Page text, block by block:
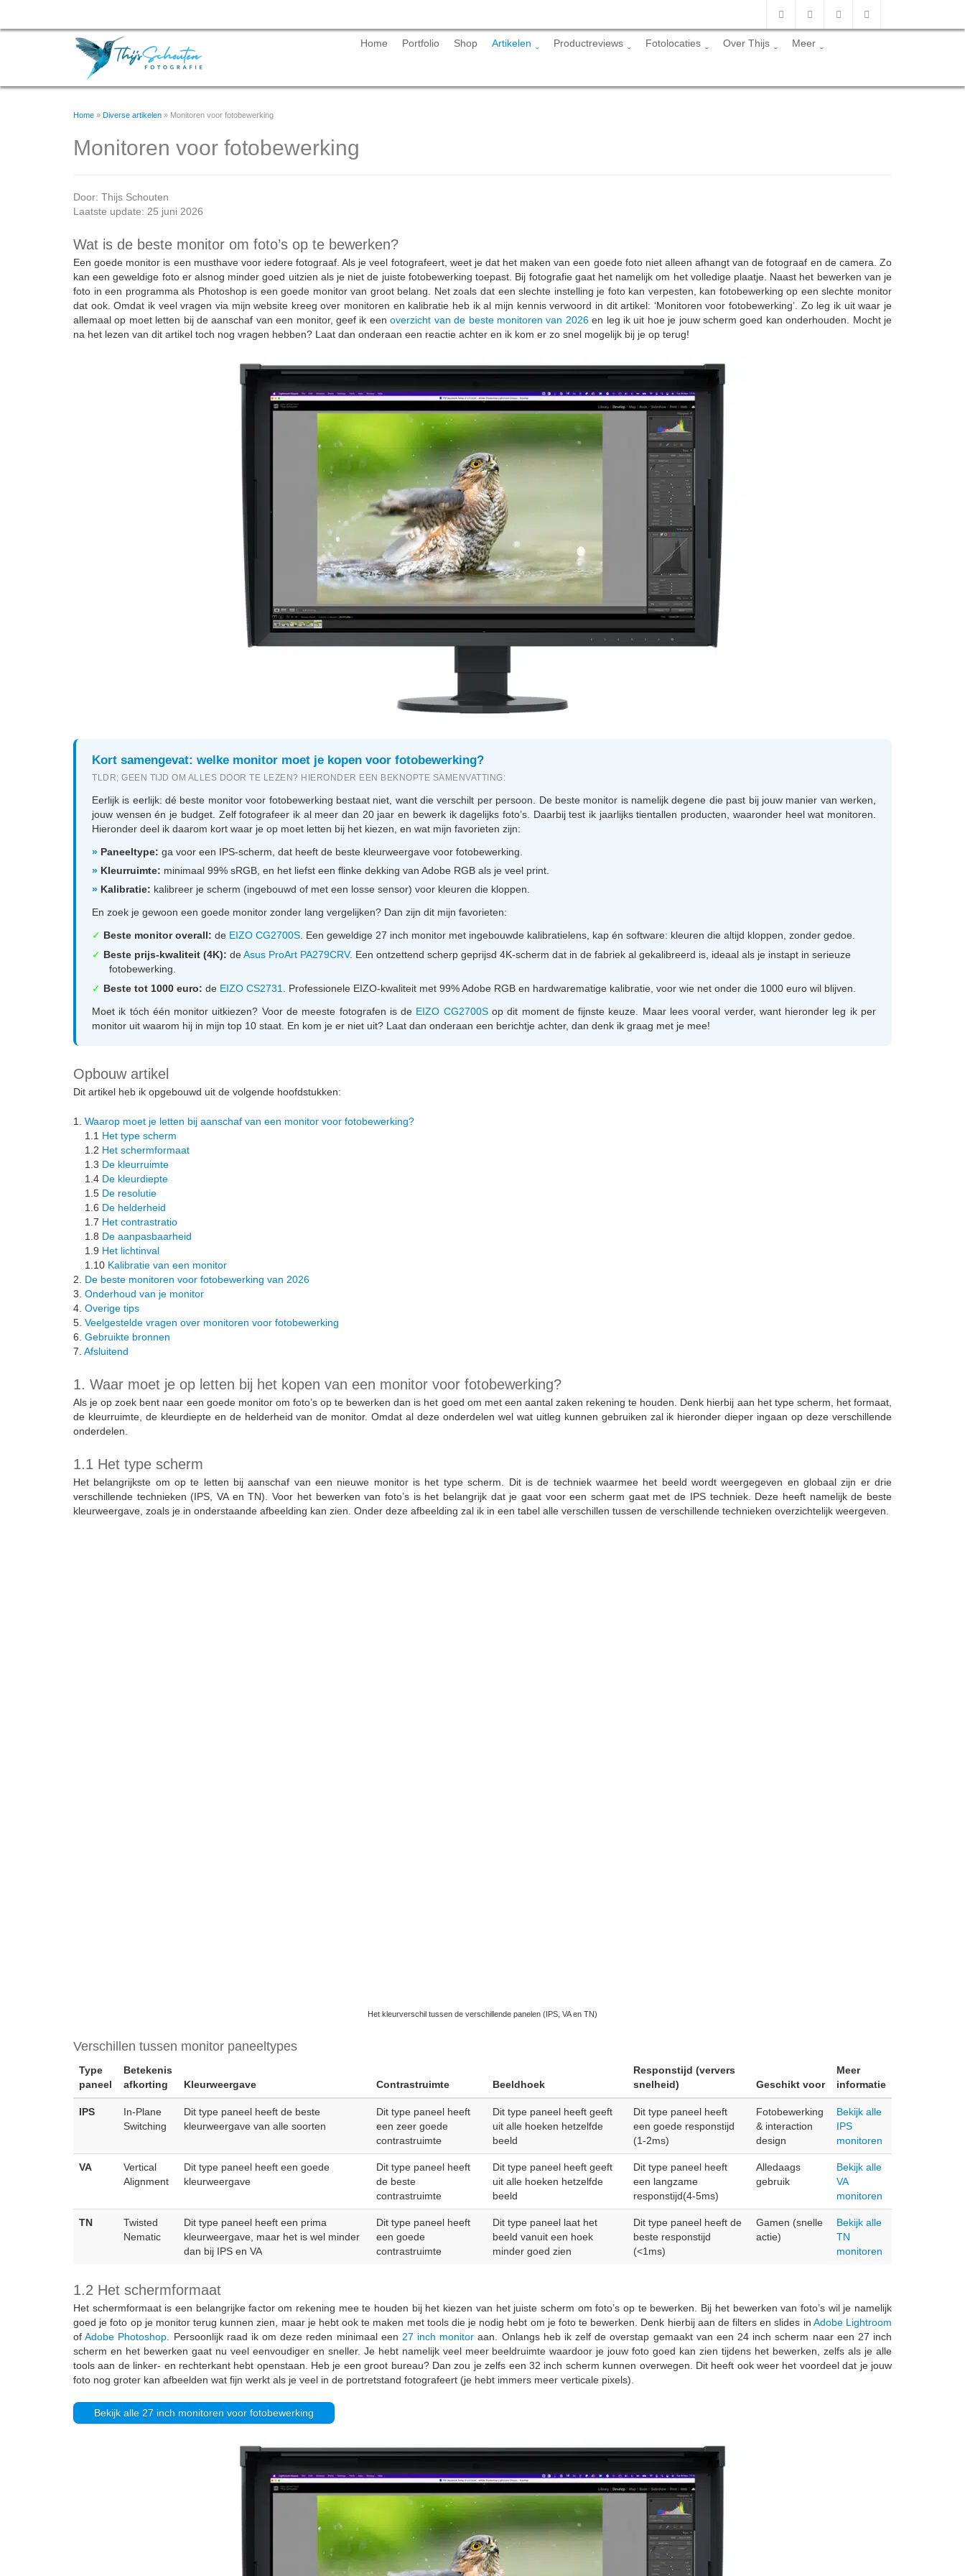
Skip
Home Portfolio Shop Artikelen Productreviews Fotolocaties Over Thijs Meer
Home » Diverse artikelen » Monitoren voor fotobewerking
Monitoren voor fotobewerking
Door: Thijs Schouten
Laatste update: 25 juni 2026
Wat is de beste monitor om foto’s op te bewerken?
Een goede monitor is een musthave voor iedere fotograaf. Als je veel fotografeert, weet je dat het maken van een goede foto niet alleen afhangt van de fotograaf en de camera. Zo
kan een geweldige foto er alsnog minder goed uitzien als je niet de juiste fotobewerking toepast. Bij fotografie gaat het namelijk om het volledige plaatje. Naast het bewerken van je
foto in een programma als Photoshop is een goede monitor van groot belang. Net zoals dat een slechte instelling je foto kan verpesten, kan fotobewerking op een slechte monitor
dat ook. Omdat ik veel vragen via mijn website kreeg over monitoren en kalibratie heb ik al mijn kennis verwoord in dit artikel: ‘Monitoren voor fotobewerking’. Zo leg ik uit waar je
allemaal op moet letten bij de aanschaf van een monitor, geef ik eenoverzicht van de beste monitoren van 2026en leg ik uit hoe je jouw scherm goed kan onderhouden. Mocht je
na het lezen van dit artikel toch nog vragen hebben? Laat dan onderaan een reactie achter en ik kom er zo snel mogelijk bij je op terug!
Kort samengevat: welke monitor moet je kopen voor fotobewerking?
TLDR; GEEN TIJD OM ALLES DOOR TE LEZEN? HIERONDER EEN BEKNOPTE SAMENVATTING:
Eerlijk is eerlijk: dé beste monitor voor fotobewerking bestaat niet, want die verschilt per persoon. De beste monitor is namelijk degene die past bij jouw manier van werken,
jouw wensen én je budget. Zelf fotografeer ik al meer dan 20 jaar en bewerk ik dagelijks foto’s. Daarbij test ik jaarlijks tientallen producten, waaronder heel wat monitoren.
Hieronder deel ik daarom kort waar je op moet letten bij het kiezen, en wat mijn favorieten zijn:
» Paneeltype: ga voor een IPS-scherm, dat heeft de beste kleurweergave voor fotobewerking.
» Kleurruimte: minimaal 99% sRGB, en het liefst een flinke dekking van Adobe RGB als je veel print.
» Kalibratie: kalibreer je scherm (ingebouwd of met een losse sensor) voor kleuren die kloppen.
En zoek je gewoon een goede monitor zonder lang vergelijken? Dan zijn dit mijn favorieten:
✓ Beste monitor overall: de EIZO CG2700S . Een geweldige 27 inch monitor met ingebouwde kalibratielens, kap én software: kleuren die altijd kloppen, zonder gedoe.
✓ Beste prijs-kwaliteit (4K): deAsus ProArt PA279CRV. Een ontzettend scherp geprijsd 4K-scherm dat in de fabriek al gekalibreerd is, ideaal als je instapt in serieuze
fotobewerking.
✓ Beste tot 1000 euro: de EIZO CS2731
. Professionele EIZO-kwaliteit met 99% Adobe RGB en hardwarematige kalibratie, voor wie net onder die 1000 euro wil blijven.
Moet ik tóch één monitor uitkiezen? Voor de meeste fotografen is de EIZO CG2700Sop dit moment de fijnste keuze. Maar lees vooral verder, want hieronder leg ik per
monitor uit waarom hij in mijn top 10 staat. En kom je er niet uit? Laat dan onderaan een berichtje achter, dan denk ik graag met je mee!
Opbouw artikel
Dit artikel heb ik opgebouwd uit de volgende hoofdstukken:
1. Waarop moet je letten bij aanschaf van een monitor voor fotobewerking?
1.1 Het type scherm
1.2 Het schermformaat
1.3 De kleurruimte
1.4 De kleurdiepte
1.5 De resolutie
1.6 De helderheid
1.7 Het contrastratio
1.8 De aanpasbaarheid
1.9 Het lichtinval
1.10 Kalibratie van een monitor
2. De beste monitoren voor fotobewerking van 2026
3. Onderhoud van je monitor
4. Overige tips
5. Veelgestelde vragen over monitoren voor fotobewerking
6. Gebruikte bronnen
7. Afsluitend
1. Waar moet je op letten bij het kopen van een monitor voor fotobewerking?
Als je op zoek bent naar een goede monitor om foto’s op te bewerken dan is het goed om met een aantal zaken rekening te houden. Denk hierbij aan het type scherm, het formaat,
de kleurruimte, de kleurdiepte en de helderheid van de monitor. Omdat al deze onderdelen wel wat uitleg kunnen gebruiken zal ik hieronder dieper ingaan op deze verschillende
onderdelen.
1.1 Het type scherm
Het belangrijkste om op te letten bij aanschaf van een nieuwe monitor is het type scherm. Dit is de techniek waarmee het beeld wordt weergegeven en globaal zijn er drie
verschillende technieken (IPS, VA en TN). Voor het bewerken van foto’s is het belangrijk dat je gaat voor een scherm gaat met de IPS techniek. Deze heeft namelijk de beste
kleurweergave, zoals je in onderstaande afbeelding kan zien. Onder deze afbeelding zal ik in een tabel alle verschillen tussen de verschillende technieken overzichtelijk weergeven.
Het kleurverschil tussen de verschillende panelen (IPS, VA en TN)
Verschillen tussen monitor paneeltypes
Type
paneel
Betekenis
afkorting
Kleurweergave Contrastruimte Beeldhoek
Responstijd (ververs
snelheid)
Geschikt voor
Meer
informatie
IPS
In-Plane
Switching
Dit type paneel heeft de beste
kleurweergave van alle soorten
Dit type paneel heeft
een zeer goede
contrastruimte
Dit type paneel heeft geeft
uit alle hoeken hetzelfde
beeld
Dit type paneel heeft
een goede responstijd
(1-2ms)
Fotobewerking
& interaction
design
Bekijk alle
IPS
monitoren
VA
Vertical
Alignment
Dit type paneel heeft een goede
kleurweergave
Dit type paneel heeft
de beste
contrastruimte
Dit type paneel heeft geeft
uit alle hoeken hetzelfde
beeld
Dit type paneel heeft
een langzame
responstijd(4-5ms)
Alledaags
gebruik
Bekijk alle
VA
monitoren
TN
Twisted
Nematic
Dit type paneel heeft een prima
kleurweergave, maar het is wel minder
dan bij IPS en VA
Dit type paneel heeft
een goede
contrastruimte
Dit type paneel laat het
beeld vanuit een hoek
minder goed zien
Dit type paneel heeft de
beste responstijd
(<1ms)
Gamen (snelle
actie)
Bekijk alle
TN
monitoren
1.2 Het schermformaat
Het schermformaat is een belangrijke factor om rekening mee te houden bij het kiezen van het juiste scherm om foto’s op te bewerken. Bij het bewerken van foto’s wil je namelijk
goed je foto op je monitor terug kunnen zien, maar je hebt ook te maken met tools die je nodig hebt om je foto te bewerken. Denk hierbij aan de filters en slides in Adobe Lightroom
ofAdobe Photoshop . Persoonlijk raad ik om deze reden minimaal een 27 inch monitor aan. Onlangs heb ik zelf de overstap gemaakt van een 24 inch scherm naar een 27 inch
scherm en het bewerken gaat nu veel eenvoudiger en sneller. Je hebt namelijk veel meer beeldruimte waardoor je jouw foto goed kan zien tijdens het bewerken, zelfs als je alle
tools aan de linker- en rechterkant hebt openstaan. Heb je een groot bureau? Dan zou je zelfs een 32 inch scherm kunnen overwegen. Dit heeft ook weer het voordeel dat je jouw
foto nog groter kan afbeelden wat fijn werkt als je veel in de portretstand fotografeert (je hebt immers meer verticale pixels).
Bekijk alle 27 inch monitoren voor fotobewerking